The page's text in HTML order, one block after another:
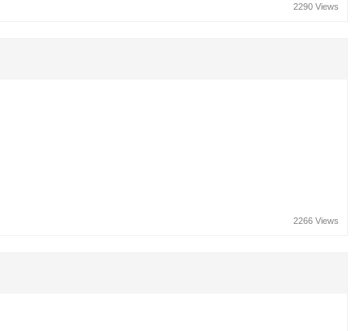
2290 Views
2266 Views